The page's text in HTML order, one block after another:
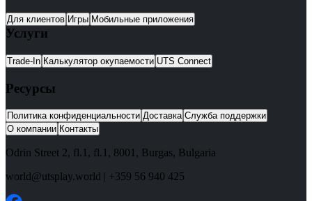
Для клиентов Игры Мобильные приложения
Услуги
Trade-In Калькулятор окупаемости UTS Connect
Ресурсы
Политика конфиденциальности Доставка Служба поддержки
О компании Контакты
Odrin Street 2, fl.1 , fl.1, 8001 , Burgas, Bulgaria
world@utsplay.world | +359 56 940 425